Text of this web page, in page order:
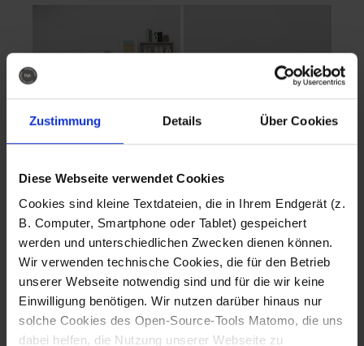
Zustimmung Details Über Cookies
Diese Webseite verwendet Cookies
Cookies sind kleine Textdateien, die in Ihrem Endgerät (z.
B. Computer, Smartphone oder Tablet) gespeichert
werden und unterschiedlichen Zwecken dienen können.
Wir verwenden technische Cookies, die für den Betrieb
unserer Webseite notwendig sind und für die wir keine
Einwilligung benötigen. Wir nutzen darüber hinaus nur
solche Cookies des Open-Source-Tools Matomo, die uns
dabei helfen, die Nutzung unserer Webseite zu
Fotografo: Lorenz
Sternbach
Download
Fotografo: Lorenz
Sternbach
Download